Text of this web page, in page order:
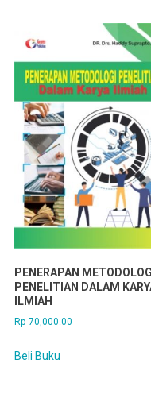
PENERAPAN METODOLOGI
PENELITIAN DALAM
ILMIAH
Rp 70,000.00
Beli Buku